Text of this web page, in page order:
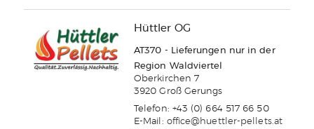
Hüttler OG
AT370 - Lieferungen nur in der
Region Waldviertel
Oberkirchen 7
3920 Groß Gerungs
Telefon: +43 (0) 664 517 66 50
E-Mail: office@huettler-pellets.at